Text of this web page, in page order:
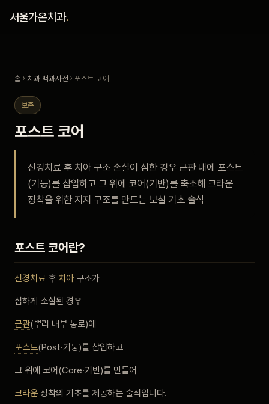
서울가온치과.
진료 안내
안내
블로그
비포 애프터
공지사항
치과 백과사전
자주 묻는 질문
홈 › 치과 백과사전 › 포스트 코어
보존
포스트 코어
신경치료 후 치아 구조 손실이 심한 경우 근관 내에 포스트
(기둥)를 삽입하고 그 위에 코어(기반)를 축조해 크라운
장착을 위한 지지 구조를 만드는 보철 기초 술식
포스트 코어란?
신경치료 후 치아구조가
심하게 소실된 경우
근관(뿌리 내부 통로)에
포스트(Post·기둥)를 삽입하고
그 위에 코어(Core·기반)를 만들어
크라운 장착의 기초를 제공하는 술식입니다.